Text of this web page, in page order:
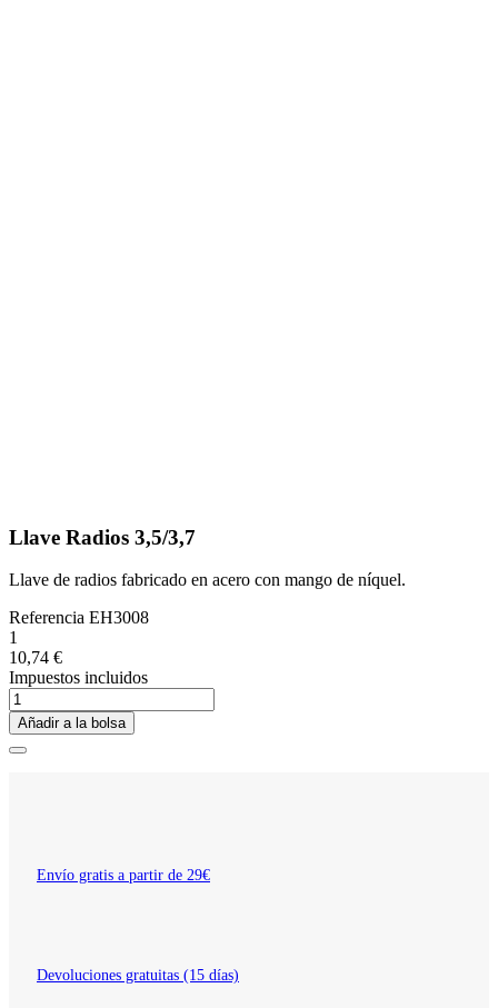
Llave Radios 3,5/3,7
Llave de radios fabricado en acero con mango de níquel.
Referencia EH3008
1
10,74 €
Impuestos incluidos
Añadir a la bolsa
Envío gratis a partir de 29€
Devoluciones gratuitas (15 días)